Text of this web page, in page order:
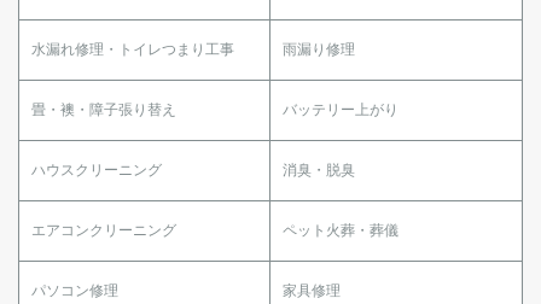
水漏れ修理・トイレつまり工事 雨漏り修理
畳・襖・障子張り替え バッテリー上がり
ハウスクリーニング 消臭・脱臭
エアコンクリーニング ペット火葬・葬儀
パソコン修理 家具修理